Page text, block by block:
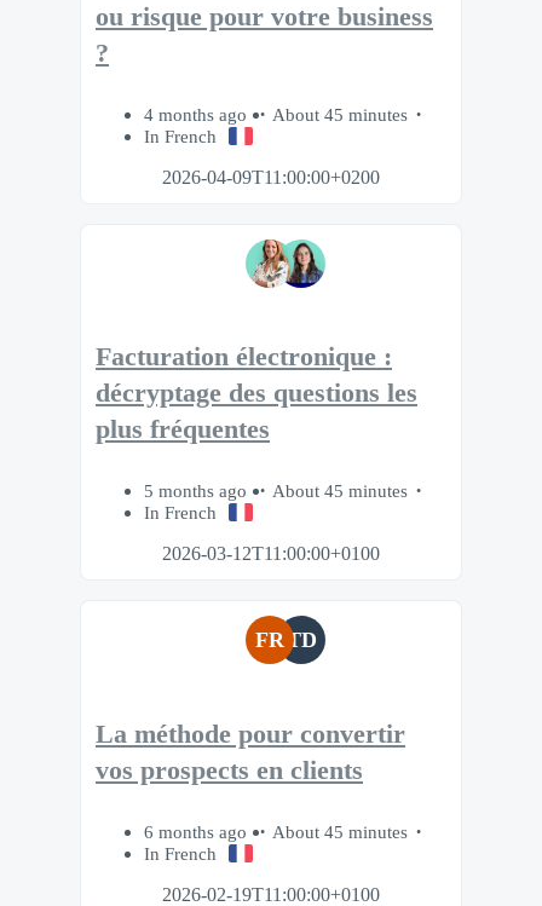
ou risque pour votre business
?
4 months ago
About 45 minutes
In French
2026-04-09T11:00:00+0200
Facturation électronique :
décryptage des questions les
plus fréquentes
5 months ago
About 45 minutes
In French
2026-03-12T11:00:00+0100
FR TD
La méthode pour convertir
vos prospects en clients
6 months ago
About 45 minutes
In French
2026-02-19T11:00:00+0100